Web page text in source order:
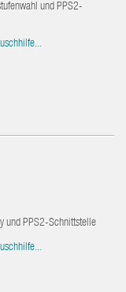
und PPS2-
und PPS2-Schnittstelle